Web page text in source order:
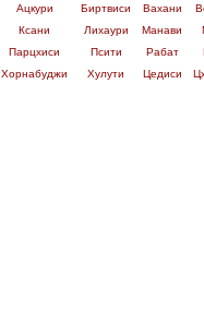
Ацкури Биртвиси Вахани
Ксани Лихаури Манави
Парцхиси Псити Рабат
Хорнабуджи Хулути Цедиси